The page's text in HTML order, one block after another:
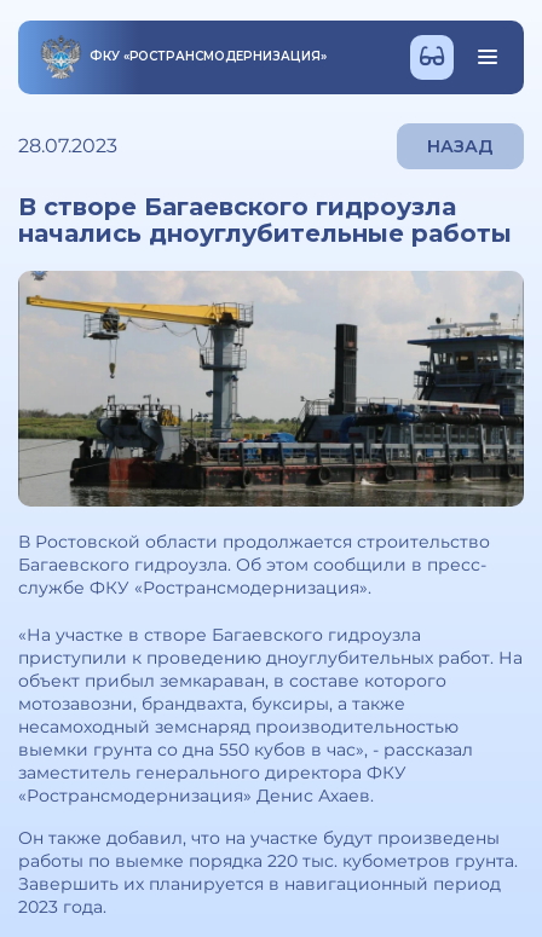
ФКУ «РОСТРАНСМОДЕРНИЗАЦИЯ»
28.07.2023 НАЗАД
В створе Багаевского гидроузла
начались дноуглубительные работы
В Ростовской области продолжается строительство
Багаевского гидроузла. Об этом сообщили в пресс-
службе ФКУ «Ространсмодернизация».
«На участке в створе Багаевского гидроузла
приступили к проведению дноуглубительных работ. На
объект прибыл земкараван, в составе которого
мотозавозни, брандвахта, буксиры, а также
несамоходный земснаряд производительностью
выемки грунта со дна 550 кубов в час», - рассказал
заместитель генерального директора ФКУ
«Ространсмодернизация» Денис Ахаев.
Он также добавил, что на участке будут произведены
работы по выемке порядка 220 тыс. кубометров грунта.
Завершить их планируется в навигационный период
2023 года.